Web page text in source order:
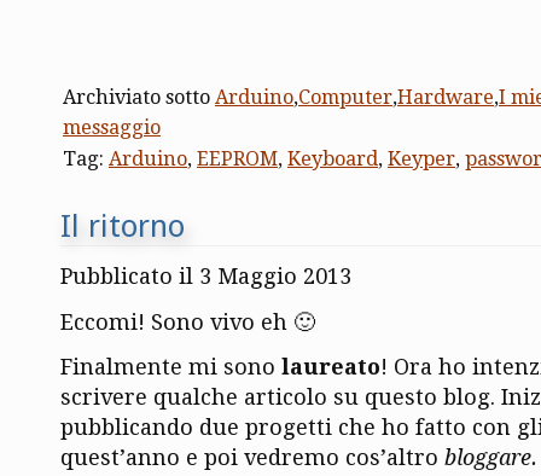
Archiviato sotto Arduino,Computer,Hardware,I
messaggio
Tag: Arduino, EEPROM, Keyboard, Keyper,
Il ritorno
Pubblicato il 3 Maggio 2013
Eccomi! Sono vivo eh 🙂
Finalmente mi sono laureato! Ora ho
scrivere qualche articolo su questo blog.
pubblicando due progetti che ho fatto con
quest’anno e poi vedremo cos’altro bloggare.